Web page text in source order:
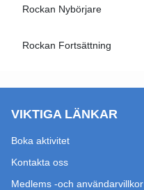
Rockan Nybörjare
Rockan Fortsättning
VIKTIGA LÄNKAR
Boka aktivitet
Kontakta oss
Medlems -och användarvillkor